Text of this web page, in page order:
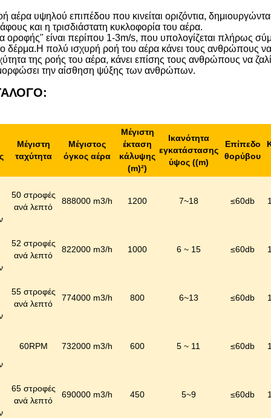
υψηλού επιπέδου που κινείται οριζόντια,
και η τρισδιάστατη κυκλοφορία του αέρα.
οροφής" είναι περίπου 1-3m/s, που υπολογίζεται πλήρως
δέρμα.Η πολύ ισχυρή ροή του αέρα κάνει τους ανθρώπους να
της ροής του αέρα, κάνει επίσης τους ανθρώπους να
την αίσθηση ψύξης των ανθρώπων.
Μέγιστη
ταχύτητα
Μέγιστος
όγκος αέρα
Μέγιστη
έκταση
κάλυψης
(m)²)
Ικανότητα
εγκατάστασης
ύψος ((m)
Επίπεδο
θορύβου
50 στροφές
ανά λεπτό
888000 m3/h 1200 7~18 ≤60db
52 στροφές
ανά λεπτό
822000 m3/h 1000 6 ~ 15 ≤60db
55 στροφές
ανά λεπτό
774000 m3/h 800 6~13 ≤60db
60RPM 732000 m3/h 600 5 ~ 11 ≤60db
65 στροφές
ανά λεπτό
690000 m3/h 450 5~9 ≤60db